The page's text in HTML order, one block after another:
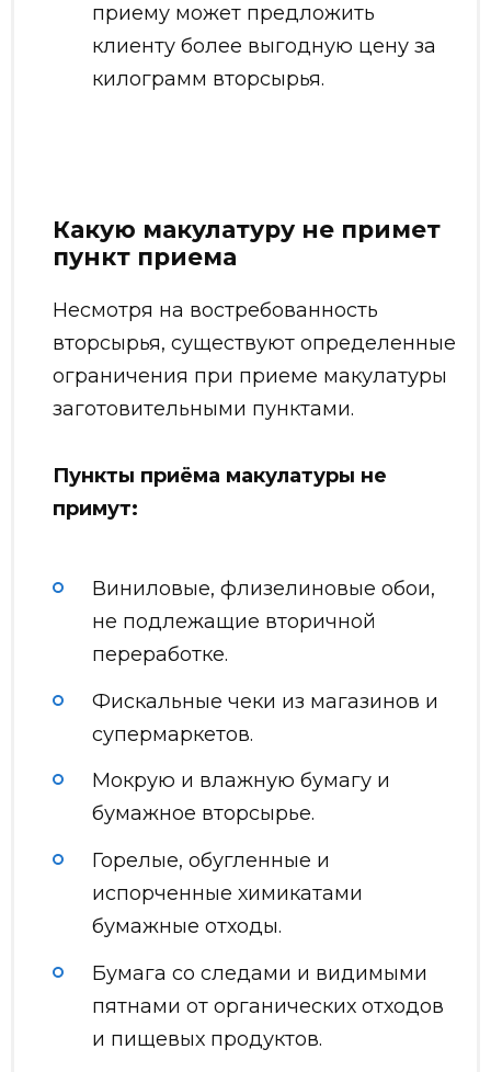
приему может предложить
клиенту более выгодную цену за
килограмм вторсырья.
Какую макулатуру не примет
пункт приема
Несмотря на востребованность
вторсырья, существуют определенные
ограничения при приеме макулатуры
заготовительными пунктами.
Пункты приёма макулатуры не
примут:
Виниловые, флизелиновые обои,
не подлежащие вторичной
переработке.
Фискальные чеки из магазинов и
супермаркетов.
Мокрую и влажную бумагу и
бумажное вторсырье.
Горелые, обугленные и
испорченные химикатами
бумажные отходы.
Бумага со следами и видимыми
пятнами от органических отходов
и пищевых продуктов.